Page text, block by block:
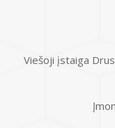
Viešoji įstaiga